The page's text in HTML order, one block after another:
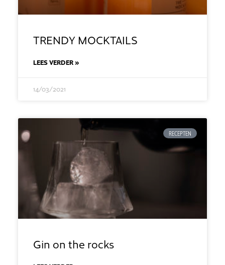
TRENDY MOCKTAILS
LEES VERDER »
14/03/2021
RECEPTEN
Gin on the rocks